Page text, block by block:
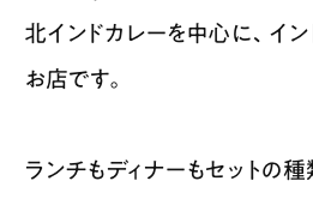
北インドカレーを中心に、イ
お店です。
ランチもディナーもセットの種